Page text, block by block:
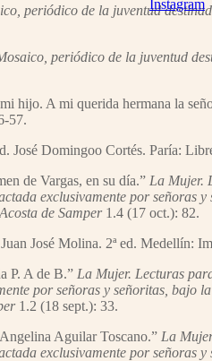
periódico de la juventud
periódico de la juventud
hijo. A mi querida hermana la
57.
José Domingoo Cortés. Paría:
de Vargas, en su día.” La Mujer.
exclusivamente por señoras
de Samper1.4 (17 oct.): 82.
José Molina. 2ª ed. Medellín:
P. A de B.” La Mujer. Lecturas
por señoras y señoritas, bajo
1.2 (18 sept.): 33.
Aguilar Toscano.” La
exclusivamente por señoras